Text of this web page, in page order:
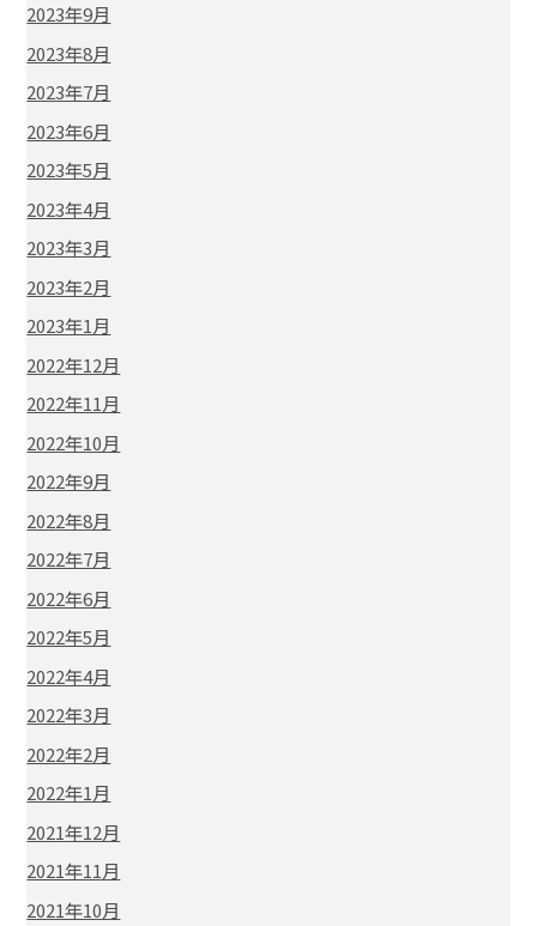
2023年9月
2023年8月
2023年7月
2023年6月
2023年5月
2023年4月
2023年3月
2023年2月
2023年1月
2022年12月
2022年11月
2022年10月
2022年9月
2022年8月
2022年7月
2022年6月
2022年5月
2022年4月
2022年3月
2022年2月
2022年1月
2021年12月
2021年11月
2021年10月